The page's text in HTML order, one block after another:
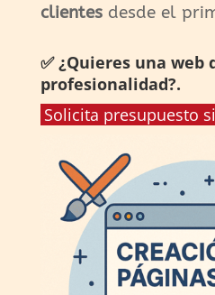
clientesdesde el
✅ ¿Quieres una
profesionalidad?.
Solicita presupuesto